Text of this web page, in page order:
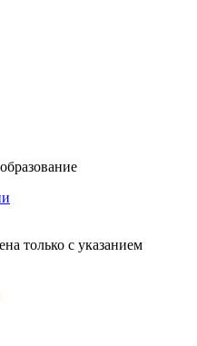
только с указанием